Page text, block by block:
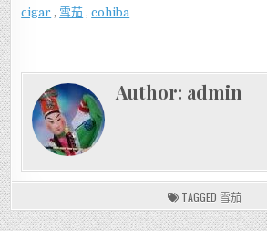
cigar , 雪茄 ,cohiba
Author: admin
TAGGED 雪茄